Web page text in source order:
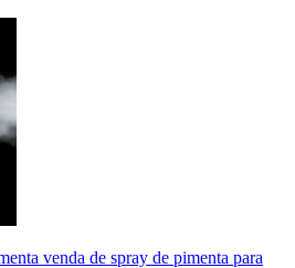
venda de spray de pimenta para